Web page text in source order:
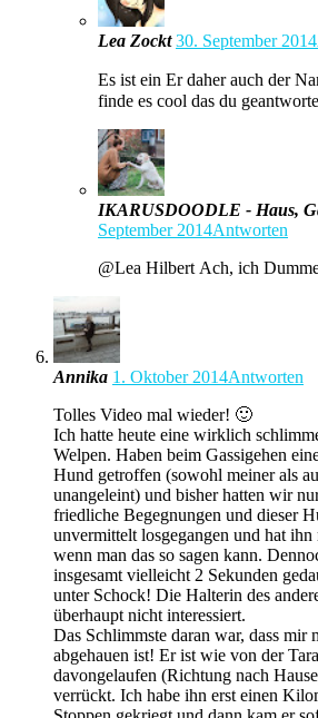
Lea Zockt 30. September 2014
Es ist ein Er daher auch der
finde es cool das du
IKARUSDOODLE - Haus,
September 2014Antworten
@Lea Hilbert Ach, ich
Annika 1. Oktober 2014Antworten
Tolles Video mal wieder! 🙂
Ich hatte heute eine wirklich
Welpen. Haben beim Gassigehen
Hund getroffen (sowohl meiner als
unangeleint) und bisher hatten wir
friedliche Begegnungen und dieser
unvermittelt losgegangen und hat
wenn man das so sagen kann.
insgesamt vielleicht 2 Sekunden
unter Schock! Die Halterin des
überhaupt nicht interessiert.
Das Schlimmste daran war, dass mir
abgehauen ist! Er ist wie von der
davongelaufen (Richtung nach
verrückt. Ich habe ihn erst einen